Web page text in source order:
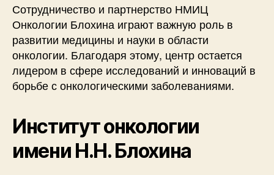
Сотрудничество и партнерство НМИЦ
Онкологии Блохина играют важную роль в
развитии медицины и науки в области
онкологии. Благодаря этому, центр остается
лидером в сфере исследований и инноваций в
борьбе с онкологическими заболеваниями.
Институт онкологии
имени Н.Н. Блохина